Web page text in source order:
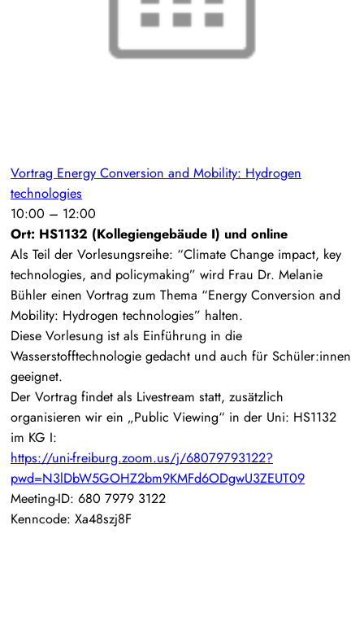
Vortrag Energy Conversion and Mobility: Hydrogen
technologies
10:00 – 12:00
Ort: HS1132 (Kollegiengebäude I) und online
Als Teil der Vorlesungsreihe: “Climate Change impact, key
technologies, and policymaking” wird Frau Dr. Melanie
Bühler einen Vortrag zum Thema “Energy Conversion and
Mobility: Hydrogen technologies” halten.
Diese Vorlesung ist als Einführung in die
Wasserstofftechnologie gedacht und auch für Schüler:innen
geeignet.
Der Vortrag findet als Livestream statt, zusätzlich
organisieren wir ein „Public Viewing“ in der Uni: HS1132
im KG I:
https://uni-freiburg.zoom.us/j/68079793122?
pwd=N3lDbW5GOHZ2bm9KMFd6ODgwU3ZEUT09
Meeting-ID: 680 7979 3122
Kenncode: Xa48szj8F